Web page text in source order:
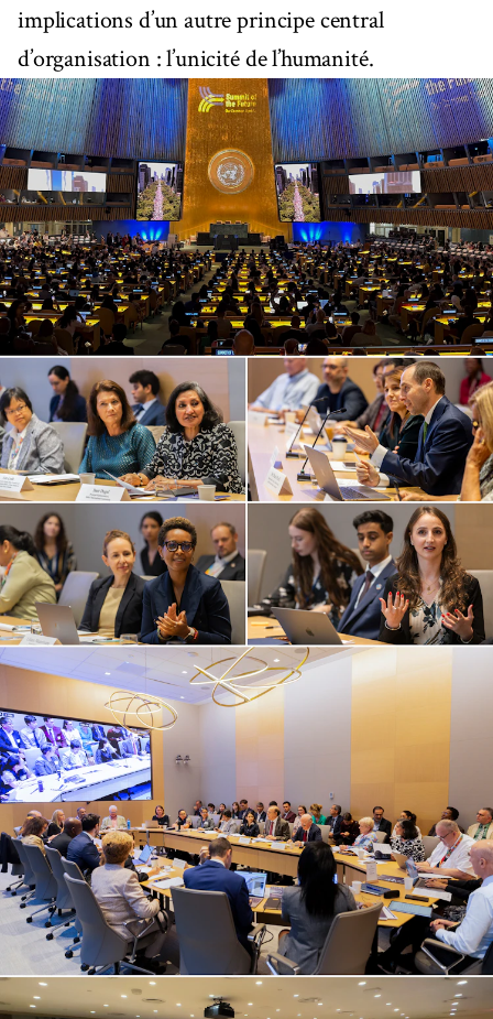
implications d’un autre principe central
d’organisation : l’unicité de l’humanité.